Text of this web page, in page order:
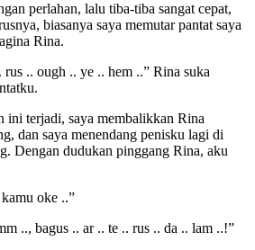
perlahan, lalu tiba-tiba sangat cepat,
biasanya saya memutar pantat saya
Rina.
.. ough .. ye .. hem ..” Rina suka
ini terjadi, saya membalikkan Rina
dan saya menendang penisku lagi di
Dengan dudukan pinggang Rina, aku
oke ..”
.., bagus .. ar .. te .. rus .. da .. lam ..!”